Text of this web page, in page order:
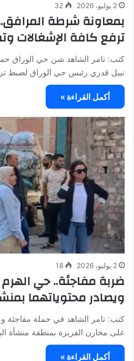
2 يوليو، 2026 32
بمعاونة شرطة
ترفع كافة الإشغالات
كتب: تامر الشاهد شن حي الوراق
نبيل قدري رئيس حي الوراق لضبط
أكمل القراءة »
2 يوليو، 2026 18
ضربة مفاجئة.. حي الهرم
ويصادر محتوياتهما
كتب: تامر الشاهد في حملة مفاجئة
على مخازن الفريزة بمنطقة منشأة
أكمل القراءة »